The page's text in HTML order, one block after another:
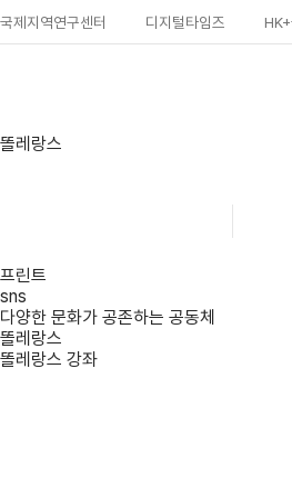
국제지역연구센터 디지털타임즈
똘레랑스
프린트
sns
다양한 문화가 공존하는 공동체
똘레랑스
똘레랑스 강좌